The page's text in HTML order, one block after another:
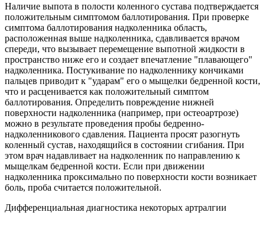
Наличие выпота в полости коленного сустава подтверждается
положительным симптомом баллотирования. При проверке
симптома баллотирования надколенника область,
расположенная выше надколенника, сдавливается врачом
спереди, что вызывает перемещение выпотной жидкости в
пространство ниже его и создает впечатление "плавающего"
надколенника. Постукивание по надколеннику кончиками
пальцев приводит к "ударам" его о мыщелки бедренной кости,
что и расценивается как положительный симптом
баллотирования. Определить повреждение нижней
поверхности надколенника (например, при остеоартрозе)
можно в результате проведения пробы бедренно-
надколенникового сдавления. Пациента просят разогнуть
коленный сустав, находящийся в состоянии сгибания. При
этом врач надавливает на надколенник по направлению к
мыщелкам бедренной кости. Если при движении
надколенника проксимально по поверхности кости возникает
боль, проба считается положительной.
Дифференциальная диагностика некоторых артралгии